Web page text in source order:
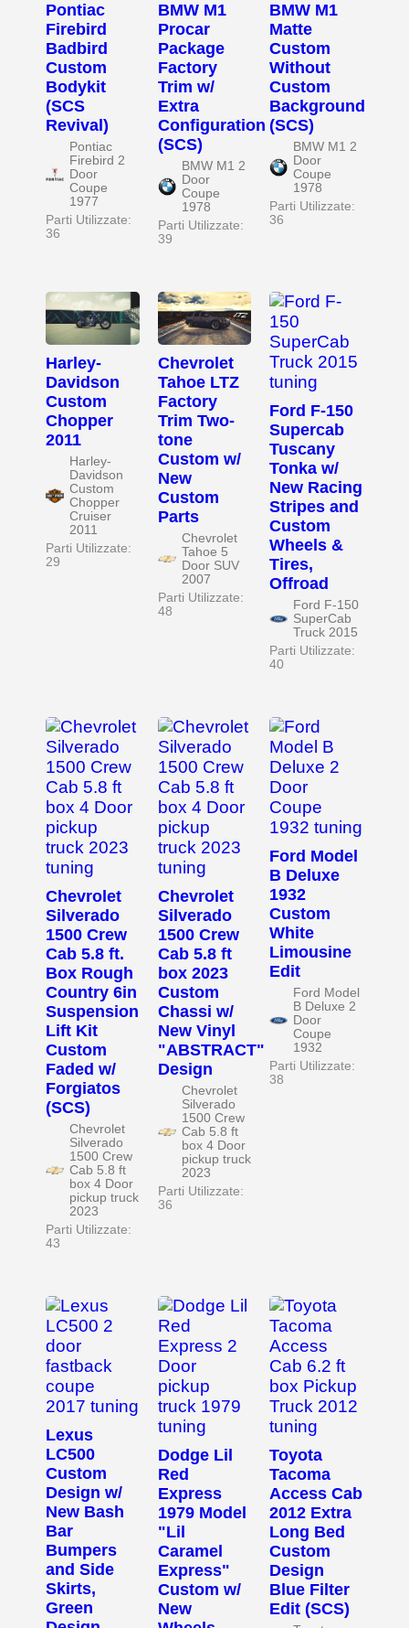
Pontiac
Firebird
Badbird
Custom
Bodykit
(SCS
Revival)
Pontiac
Firebird 2
Door
Coupe
1977
Parti Utilizzate:
36
BMW M1
Procar
Package
Factory
Trim w/
Extra
Configuration
(SCS)
BMW M1 2
Door
Coupe
1978
Parti Utilizzate:
39
BMW M1
Matte
Custom
Without
Custom
Background
(SCS)
BMW M1 2
Door
Coupe
1978
Parti Utilizzate:
36
Harley-
Davidson
Custom
Chopper
2011
Harley-
Davidson
Custom
Chopper
Cruiser
2011
Parti Utilizzate:
29
Chevrolet
Tahoe LTZ
Factory
Trim Two-
tone
Custom w/
New
Custom
Parts
Chevrolet
Tahoe 5
Door SUV
2007
Parti Utilizzate:
48
Ford F-150
Supercab
Tuscany
Tonka w/
New Racing
Stripes and
Custom
Wheels &
Tires,
Offroad
Ford F-150
SuperCab
Truck 2015
Parti Utilizzate:
40
Chevrolet
Silverado
1500 Crew
Cab 5.8 ft.
Box Rough
Country 6in
Suspension
Lift Kit
Custom
Faded w/
Forgiatos
(SCS)
Chevrolet
Silverado
1500 Crew
Cab 5.8 ft
box 4 Door
pickup truck
2023
Parti Utilizzate:
43
Chevrolet
Silverado
1500 Crew
Cab 5.8 ft
box 2023
Custom
Chassi w/
New Vinyl
"ABSTRACT"
Design
Chevrolet
Silverado
1500 Crew
Cab 5.8 ft
box 4 Door
pickup truck
2023
Parti Utilizzate:
36
Ford Model
B Deluxe
1932
Custom
White
Limousine
Edit
Ford Model
B Deluxe 2
Door
Coupe
1932
Parti Utilizzate:
38
Lexus
LC500
Custom
Design w/
New Bash
Bar
Bumpers
and Side
Skirts,
Green
Dodge Lil
Red
Express
1979 Model
"Lil
Caramel
Express"
Custom w/
New
Toyota
Tacoma
Access Cab
2012 Extra
Long Bed
Custom
Design
Blue Filter
Edit (SCS)